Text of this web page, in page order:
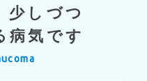
少しづつ
病気です